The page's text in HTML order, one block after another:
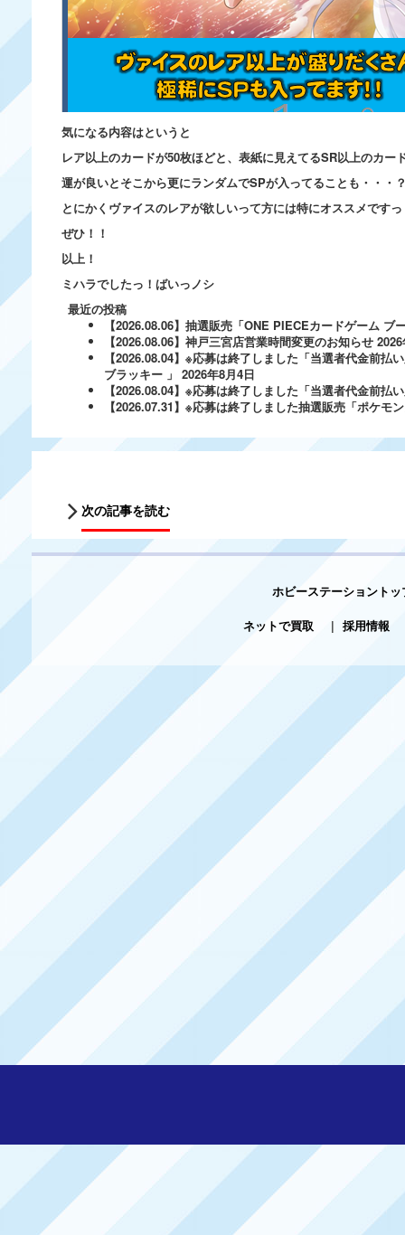
気になる内容はというと
レア以上のカードが50枚ほどと、表紙に見えてるSR以上のカー
運が良いとそこから更にランダムでSPが入ってることも・・・
とにかくヴァイスのレアが欲しいって方には特にオススメです
ぜひ！！
以上！
ミハラでしたっ！ばいっノシ
最近の投稿
【2026.08.06】抽選販売「ONE PIECEカードゲーム ブ
【2026.08.06】神戸三宮店営業時間変更のお知らせ
【2026.08.04】※応募は終了しました「当選者代金前
ブラッキー 」 2026年8月4日
【2026.08.04】※応募は終了しました「当選者代金前
【2026.07.31】※応募は終了しました抽選販売「ポケ
次の記事を読む
ホビーステーショントッ
ネットで買取
| 採用情報